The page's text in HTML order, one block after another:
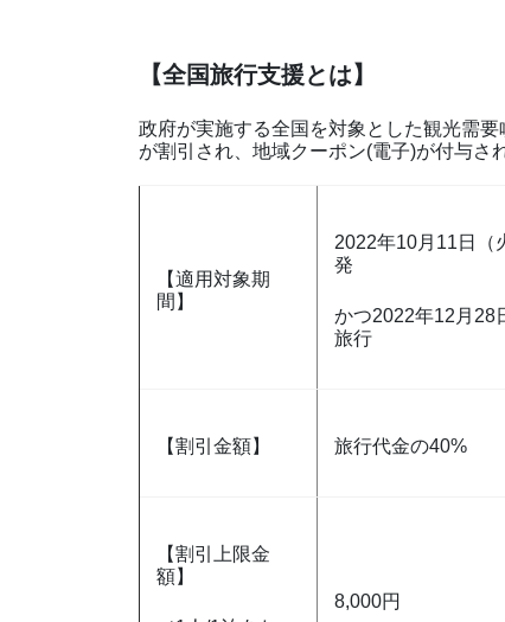
【全国旅行支援とは】
政府が実施する全国を対象とした観光需
が割引され、地域クーポン(電子)が付与さ
【適用対象期
間】
2022年10月11日（
発
かつ2022年12月28
旅行
【割引金額】 旅行代金の40%
【割引上限金
額】
8,000円